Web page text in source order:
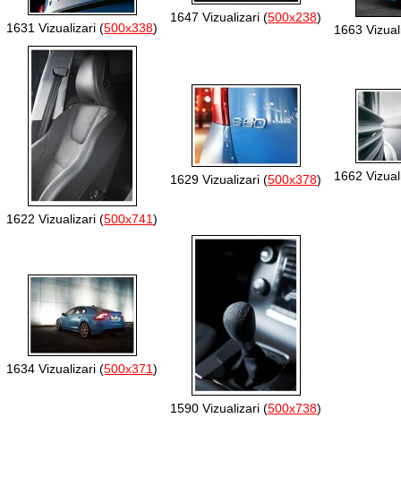
1631 Vizualizari (500x338)
1647 Vizualizari (500x238)
1663
1622 Vizualizari (500x741)
1629 Vizualizari (500x378) 1662
1634 Vizualizari (500x371)
1590 Vizualizari (500x738)